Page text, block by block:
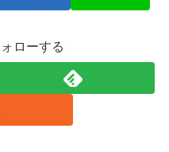
ローする